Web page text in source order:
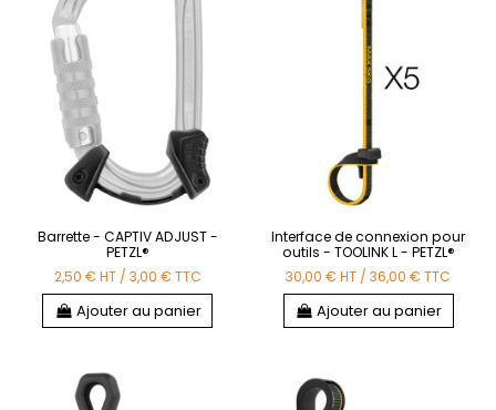
Barrette - CAPTIV ADJUST -
PETZL®
2,50 €HT / 3,00 €TTC
Ajouter au panier
Interface de connexion pour
outils - TOOLINK L - PETZL®
30,00 €HT /36,00 €TTC
Ajouter au panier